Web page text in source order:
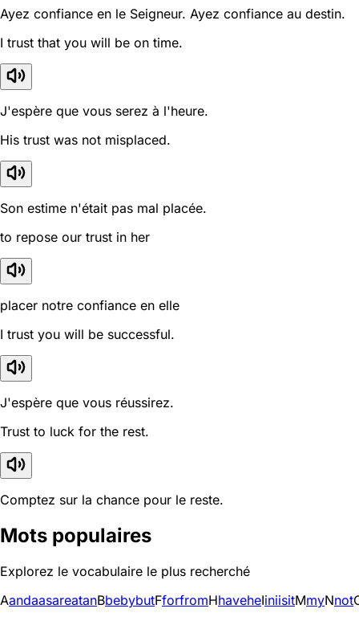
Ayez confiance en le Seigneur. Ayez confiance au destin.
I trust that you will be on time.
J'espère que vous serez à l'heure.
His trust was not misplaced.
Son estime n'était pas mal placée.
to repose our trust in her
placer notre confiance en elle
I trust you will be successful.
J'espère que vous réussirez.
Trust to luck for the rest.
Comptez sur la chance pour le reste.
Mots populaires
Explorez le vocabulaire le plus recherché
AandaasareatanBbebybutFforfromHhaveheIiniisitMmyNnot